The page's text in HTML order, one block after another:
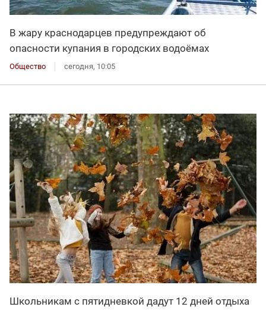
В жару краснодарцев предупреждают об
опасности купания в городских водоёмах
Общество сегодня, 10:05
Школьникам с пятидневкой дадут 12 дней отдыха